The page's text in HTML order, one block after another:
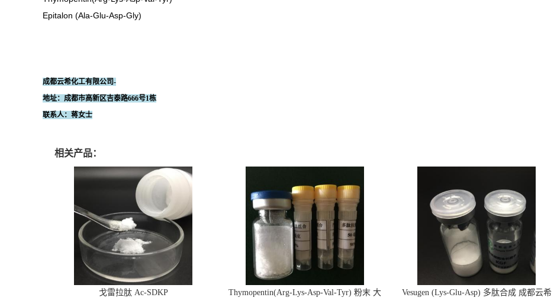
Epitalon (Ala-Glu-Asp-Gly)
成都云希化工有限公司-
地址：成都市高新区吉泰路666号1栋
联系人：蒋女士
相关产品：
戈雷拉肽 Ac-SDKP
Thymopentin(Arg-Lys-Asp-Val-Tyr) 粉末 大
Vesugen (Lys-Glu-Asp) 多肽合成 成都云希